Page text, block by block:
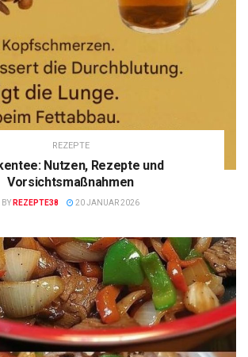
REZEPTE
Nutzen, Rezepte und
Vorsichtsmaßnahmen
BY REZEPTE38 20 JANUAR 2026